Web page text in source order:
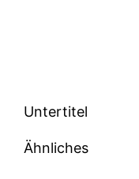
Untertitel
Ähnliches